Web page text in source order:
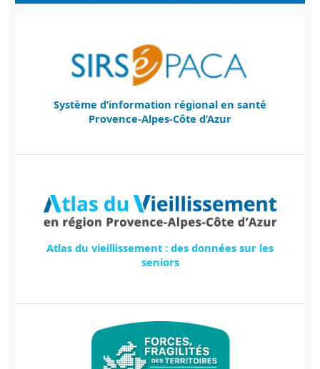
Système d’information régional en santé
Provence-Alpes-Côte d’Azur
Atlas du vieillissement : des données sur les
seniors